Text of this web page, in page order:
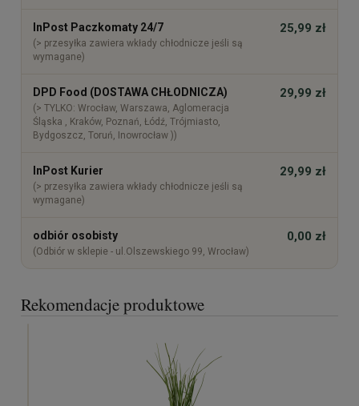
InPost Paczkomaty 24/7
(> przesyłka zawiera wkłady chłodnicze jeśli są
wymagane)
25,99 zł
DPD Food (DOSTAWA CHŁODNICZA)
(> TYLKO: Wrocław, Warszawa, Aglomeracja
Śląska , Kraków, Poznań, Łódź, Trójmiasto,
Bydgoszcz, Toruń, Inowrocław ))
29,99 zł
InPost Kurier
(> przesyłka zawiera wkłady chłodnicze jeśli są
wymagane)
29,99 zł
odbiór osobisty
(Odbiór w sklepie - ul.Olszewskiego 99, Wrocław)
0,00 zł
Rekomendacje produktowe